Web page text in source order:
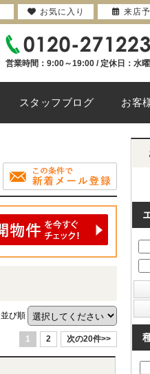
営業時間：9:00～19:00 / 定休日：水曜
スタッフブログ お客
並び順
1 2 次の20件>>
お気に入り 来店